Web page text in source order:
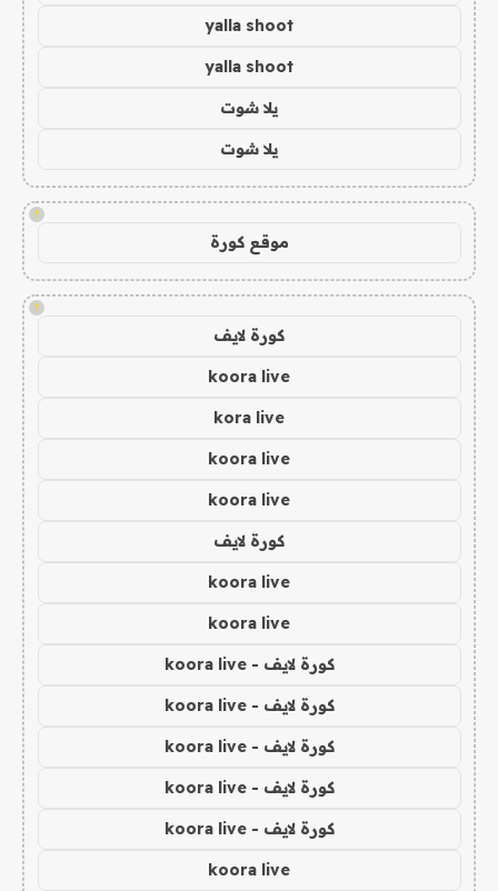
yalla shoot
yalla shoot
يلا شوت
يلا شوت
!
موقع كورة
!
كورة لايف
koora live
kora live
koora live
koora live
كورة لايف
koora live
koora live
كورة لايف - koora live
كورة لايف - koora live
كورة لايف - koora live
كورة لايف - koora live
كورة لايف - koora live
koora live